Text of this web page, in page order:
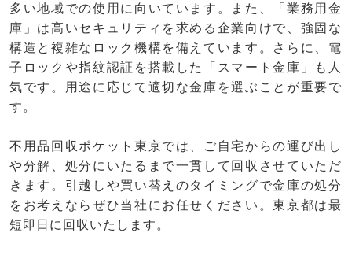
多い地域での使用に向いています。また、「業務用金
庫」は高いセキュリティを求める企業向けで、強固な
構造と複雑なロック機構を備えています。さらに、電
子ロックや指紋認証を搭載した「スマート金庫」も人
気です。用途に応じて適切な金庫を選ぶことが重要で
す。
不用品回収ポケット東京では、ご自宅からの運び出し
や分解、処分にいたるまで一貫して回収させていただ
きます。引越しや買い替えのタイミングで金庫の処分
をお考えならぜひ当社にお任せください。東京都は最
短即日に回収いたします。